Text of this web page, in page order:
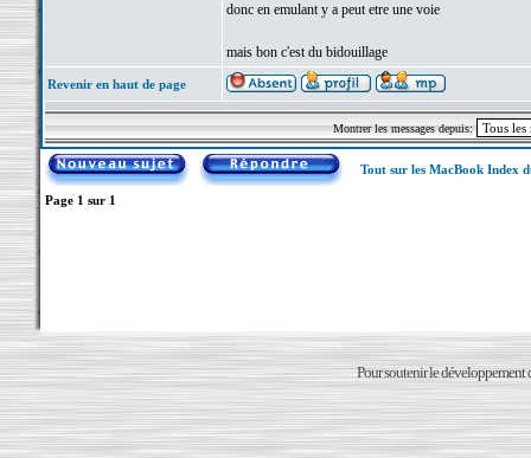
donc en emulant y a peut etre une voie
mais bon c'est du bidouillage
Revenir en haut de page
Montrer les messages depuis:
Tout sur les MacBook Index
Page 1 sur 1
Pour soutenir le développement